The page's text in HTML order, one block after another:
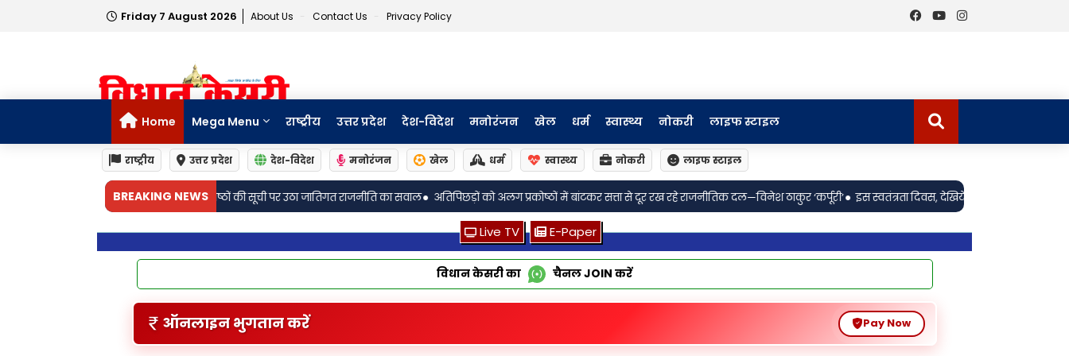
Friday 7 August 2026 About Us Contact Us Privacy Policy
Home Mega Menu राष्ट्रीय उत्तर प्रदेश देश-विदेश मनोरंजन खेल धर्म स्वास्थ्य नोकरी लाइफ स्टाइल
राष्ट्रीय उत्तर प्रदेश देश-विदेश मनोरंजन खेल धर्म स्वास्थ्य नोकरी लाइफ स्टाइल
BREAKING NEWS
के 39 प्रकोष्ठों की सूची पर उठा जातिगत राजनीति का सवाल• अतिपिछड़ों को अलग प्रकोष्ठों में बांटकर सत्ता से दूर रख रहे राजनीतिक दल—विनेश ठाकुर ‘कर्पूरी’• इस स्वतंत्रता दिवस, देखिये देशभक्ति, शौर्य और बलिदान की कहानी ‘बॉर्डर 2’ का वर्ल्ड
Live TV E-Paper
विधान केसरी का चैनलJOIN करें
ऑनलाइन भुगतान करें Pay Now